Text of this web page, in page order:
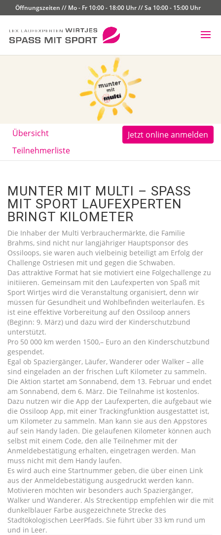
Öffnungszeiten // Mo - Fr 10:00 - 18:00 Uhr // Sa 10:00 - 15:00 Uhr
Übersicht
Teilnehmerliste
Jetzt online anmelden
MUNTER MIT MULTI – SPASS M
IT SPORT LAUFEXPERTEN B
RINGT KILOMETER
Die Inhaber der Multi Verbrauchermärkte, die Familie
Brahms, sind nicht nur langjähriger Hauptsponsor des
Ossiloops, sie waren auch vielbeinig beteiligt am Erfolg der
Challenge Ostriesen mit und gegen die Schwaben.
Das attraktive Format hat sie motiviert eine Folgechallenge zu
initiieren. Gemeinsam mit den Laufexperten von Spaß mit
Sport Wirtjes wird die Veranstaltung organisiert, denn wir
müssen für Gesundheit und Wohlbefinden weiterlaufen. Es
ist eine effektive Vorbereitung auf den Ossiloop anners
(Beginn: 9. März) und dazu wird der Kinderschutzbund
unterstützt.
Pro 50 000 km werden 1500,– Euro an den Kinderschutzbund
gespendet.
Egal ob Spaziergänger, Läufer, Wanderer oder Walker – alle
sind eingeladen an der frischen Luft Kilometer zu sammeln.
Die Aktion startet am Sonnabend, dem 13. Februar und endet
am Sonnabend, dem 6. März. Die Teilnahme ist kostenlos.
Dazu nutzen wir die App der Laufexperten, die aufgebaut wie
die Ossiloop App, mit einer Trackingfunktion ausgestattet ist,
um Kilometer zu sammeln. Man kann sie aus den Appstores
auf sein Handy laden. Die gelaufenen Kilometer können auch
selbst mit einem Code, den alle Teilnehmer mit der
Anmeldebestätigung erhalten, eingetragen werden. Man
muss nicht mit dem Handy laufen.
Es wird auch eine Startnummer geben, die über einen Link
aus der Anmeldebestätigung ausgedruckt werden kann.
Motivieren möchten wir besonders auch Spaziergänger,
Walker und Wanderer. Als Streckentipp empfehlen wir die mit
dunkelblauer Farbe ausgezeichnete Strecke des
Stadtökologischen LeerPfads. Sie führt über 33 km rund um
und in Leer.